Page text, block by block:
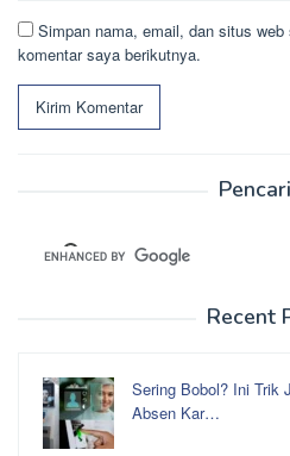
Simpan nama, email, dan situs
komentar saya berikutnya.
Recent
Sering Bobol? Ini Trik
Absen Kar…